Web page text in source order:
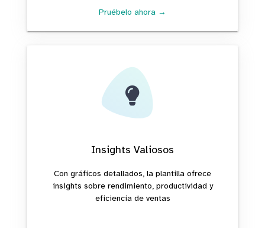
Pruébelo ahora →
Insights Valiosos
Con gráficos detallados, la plantilla ofrece
insights sobre rendimiento, productividad y
eficiencia de ventas